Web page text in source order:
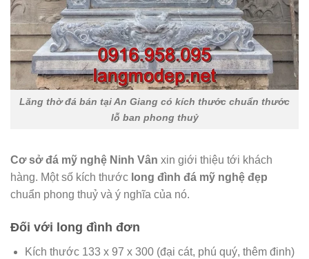
Lăng thờ đá bán tại An Giang có kích thước chuẩn thước
lỗ ban phong thuỷ
Cơ sở đá mỹ nghệ Ninh Vân xin giới thiệu tới khách
hàng. Một số kích thước long đình đá mỹ nghệ đẹp
chuẩn phong thuỷ và ý nghĩa của nó.
Đối với long đình đơn
Kích thước 133 x 97 x 300 (đại cát, phú quý, thêm đinh)